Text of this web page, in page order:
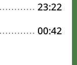
23:22
00:42